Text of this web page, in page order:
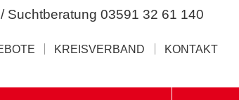
Suchtberatung 03591 32 61 140
KREISVERBAND KONTAKT